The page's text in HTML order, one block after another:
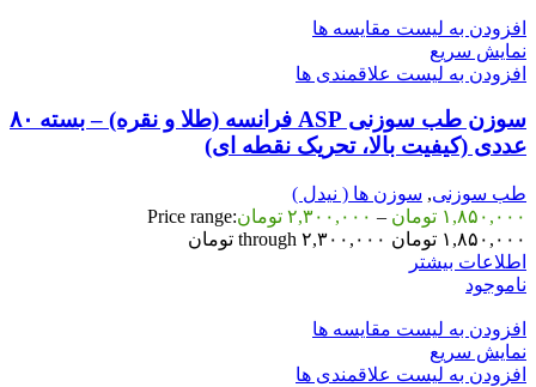
افزودن به لیست مقایسه ها
نمایش سریع
افزودن به لیست علاقمندی ها
سوزن طب سوزنی ASP فرانسه (طلا و نقره) – بسته ۸۰
عددی (کیفیت بالا، تحریک نقطه ای)
طب سوزنی, سوزن ها ( نیدل )
۱,۸۵۰,۰۰۰ تومان – ۲,۳۰۰,۰۰۰ تومانPrice range:
۱,۸۵۰,۰۰۰ تومان through ۲,۳۰۰,۰۰۰ تومان
اطلاعات بیشتر
ناموجود
افزودن به لیست مقایسه ها
نمایش سریع
افزودن به لیست علاقمندی ها